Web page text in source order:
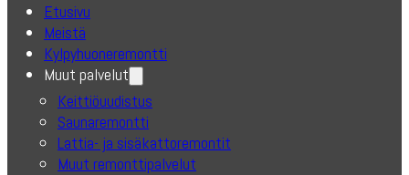
Etusivu
Meistä
Kylpyhuoneremontti
Muut palvelut
Keittiöuudistus
Saunaremontti
Lattia- ja sisäkattoremontit
Muut remonttipalvelut